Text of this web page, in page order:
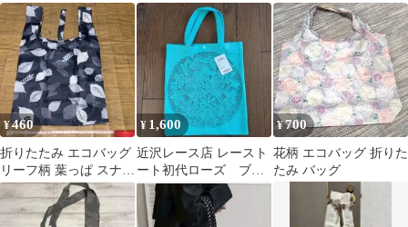
37.5×25.5cm海プール軽
量
¥460
折りたたみ エコバッグ
リーフ柄 葉っぱ スナッ
プボタン留め
¥ 1,600
近沢レース店 レースト
ート初代ローズ ブル
ー
¥700
花柄 エコバッグ 折りた
たみ バッグ